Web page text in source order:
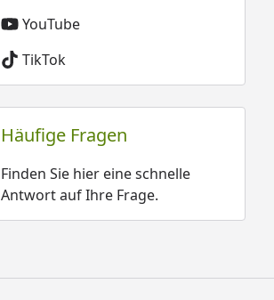
YouTube
TikTok
Häufige Fragen
Finden Sie hier eine schnelle
Antwort auf Ihre Frage.